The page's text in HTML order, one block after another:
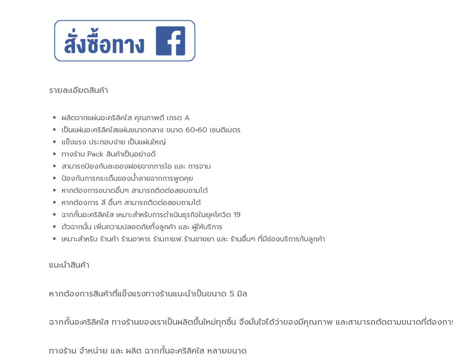
รายละเอียดสินค้า
ผลิตจากแผ่นอะคริลิคใส คุณภาพดี เกรด A
เป็นแผ่นอะคริลิคใสแผ่นขนาดกลาง ขนาด 60×60 เซนติเมตร
แข็งแรง ประกอบง่าย เป็นแผ่นใหญ่
ทางร้าน Pack สินค้าเป็นอย่างดี
สามารถป้องกันละอองฝอยจากการไอ และ การจาม
ป้องกันการกระเด็นของน้ำลายจากการพูดคุย
หากต้องการขนาดอื่นๆ สามารถติดต่อสอบถามได้
หากต้องการ สี อื่นๆ สามารถติดต่อสอบถามได้
ฉากกั้นอะคริลิคใส เหมาะสำหรับการดำเนินธุรกิจในยุคโควิด 19
ตัวฉากนั้น เพิ่มความปลอดภัยทั้งลูกค้า และ ผู้ให้บริการ
เหมาะสำหรับ ร้านค้า ร้านอาหาร ร้านกาแฟ ร้านขายยา และ ร้านอื่นๆ ที่มีช่องบริการกับลูกค้า
แนะนำสินค้า
หากต้องการสินค้าที่แข็งแรงทางร้านแนะนำเป็นขนาด 5 มิล
ฉากกั้นอะคริลิคใส ทางร้านของเราเป็นผลิตขึ้นใหม่ทุกชิ้น จึงมั่นใจได้ว่าของมีคุณภาพ และสามารถตัดตามขนาดที่ต้องกา
ทางร้าน จำหน่าย และ ผลิต ฉากกั้นอะคริลิคใส หลายขนาด